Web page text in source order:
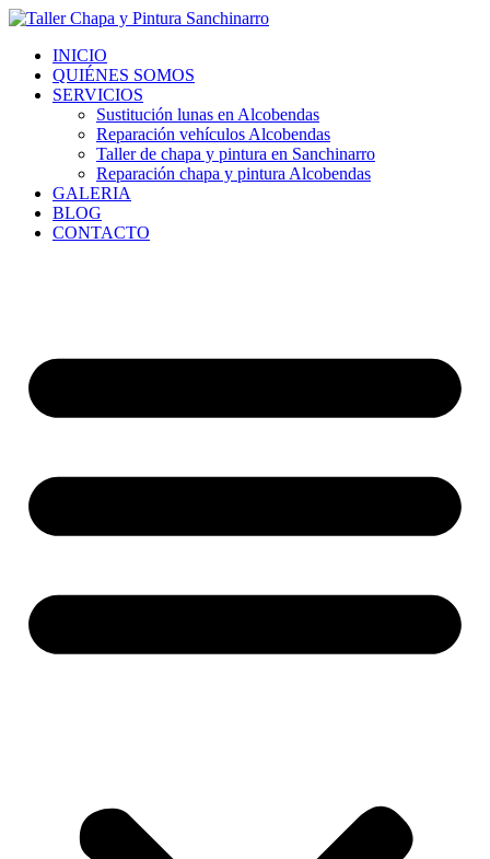
Ir
contenidoINICIO
QUIÉNES SOMOS
SERVICIOS
Sustitución lunas en Alcobendas
Reparación vehículos Alcobendas
Taller de chapa y pintura en Sanchinarro
Reparación chapa y pintura Alcobendas
GALERIA
BLOG
CONTACTO